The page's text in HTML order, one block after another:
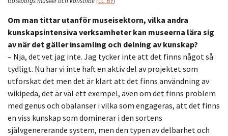
Om man tittar utanför museisektorn, vilka andra
kunskapsintensiva verksamheter kan museerna lära sig
av när det gäller insamling och delning av kunskap?
– Nja, det vet jag inte. Jag tycker inte att det finns något så
tydligt. Nu har vi inte haft en aktiv del av projektet som
utforskat det men det är klart att det finns användning av
wikipeda, det är väl ett exempel, även om det finns problem
med genus och obalanser i vilka som engageras, att det finns
en viss kunskap som dominerar i den sortens
självgenererande system, men den typen av delbarhet och